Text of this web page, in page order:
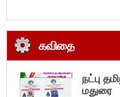
கவிதை
நட்பு
மதுரை